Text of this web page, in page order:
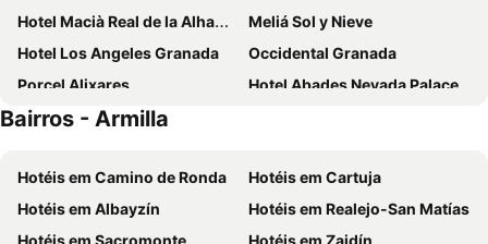
Hotel Macià Real de la Alhambra
Meliá Sol y Nieve
Hotel Los Angeles Granada
Occidental Granada
Porcel Alixares
Hotel Abades Nevada Palace
Senator Granada
Barceló Carmen Granada
Futurotel Spa Garden
Atenas Granada
Hotel Granada by Pierre & Vacances
Bairros - Armilla
Hotéis em Camino de Ronda
Hotéis em Cartuja
Hotéis em Albayzín
Hotéis em Realejo-San Matías
Hotéis em Sacromonte
Hotéis em Zaidín